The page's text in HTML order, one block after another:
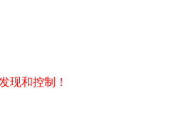
现和控制！